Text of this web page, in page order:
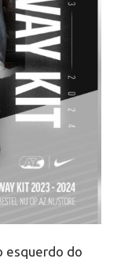
esquerdo do